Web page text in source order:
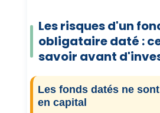
Les risques d'un
obligataire daté :
savoir avant
Les fonds datés ne
en capital